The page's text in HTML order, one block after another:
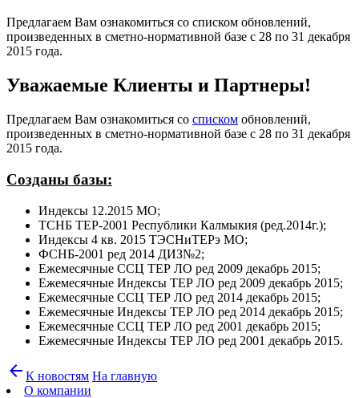
Предлагаем Вам ознакомиться со списком обновлений,
произведенных в сметно-нормативной базе с 28 по 31 декабря
2015 года.
Уважаемые Клиенты и Партнеры!
Предлагаем Вам ознакомиться со списком обновлений,
произведенных в сметно-нормативной базе с 28 по 31 декабря
2015 года.
Созданы базы:
Индексы 12.2015 МО;
ТСНБ ТЕР-2001 Республики Калмыкия (ред.2014г.);
Индексы 4 кв. 2015 ТЭСНиТЕРэ МО;
ФСНБ-2001 ред 2014 ДИЗ№2;
Ежемесячные ССЦ ТЕР ЛО ред 2009 декабрь 2015;
Ежемесячные Индексы ТЕР ЛО ред 2009 декабрь 2015;
Ежемесячные ССЦ ТЕР ЛО ред 2014 декабрь 2015;
Ежемесячные Индексы ТЕР ЛО ред 2014 декабрь 2015;
Ежемесячные ССЦ ТЕР ЛО ред 2001 декабрь 2015;
Ежемесячные Индексы ТЕР ЛО ред 2001 декабрь 2015.
arrow_back К новостям На главную
О компании